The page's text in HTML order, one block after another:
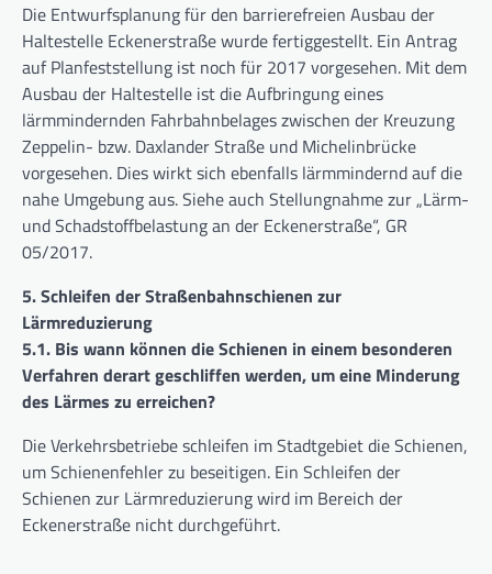
Die Entwurfsplanung für den barrierefreien Ausbau der
Haltestelle Eckenerstraße wurde fertiggestellt. Ein Antrag
auf Planfeststellung ist noch für 2017 vorgesehen. Mit dem
Ausbau der Haltestelle ist die Aufbringung eines
lärmmindernden Fahrbahnbelages zwischen der Kreuzung
Zeppelin- bzw. Daxlander Straße und Michelinbrücke
vorgesehen. Dies wirkt sich ebenfalls lärmmindernd auf die
nahe Umgebung aus. Siehe auch Stellungnahme zur „Lärm-
und Schadstoffbelastung an der Eckenerstraße“, GR
05/2017.
5. Schleifen der Straßenbahnschienen zur
Lärmreduzierung
5.1. Bis wann können die Schienen in einem besonderen
Verfahren derart geschliffen werden, um eine Minderung
des Lärmes zu erreichen?
Die Verkehrsbetriebe schleifen im Stadtgebiet die Schienen,
um Schienenfehler zu beseitigen. Ein Schleifen der
Schienen zur Lärmreduzierung wird im Bereich der
Eckenerstraße nicht durchgeführt.